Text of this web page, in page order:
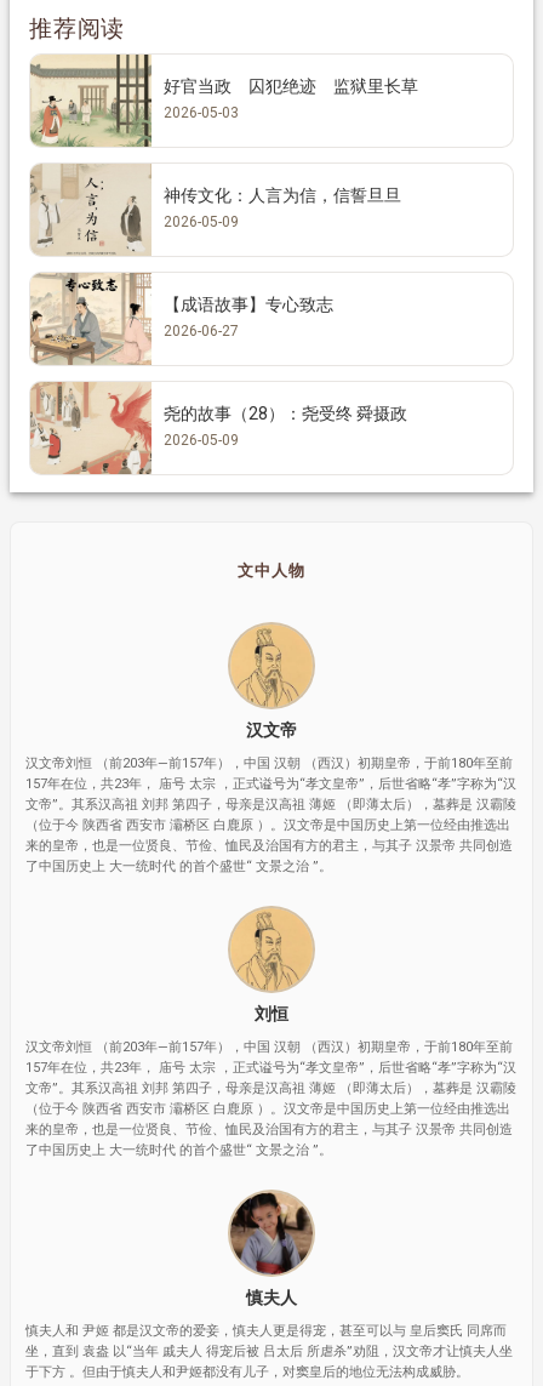
推荐阅读
好官当政 囚犯绝迹 监狱里长草
2026-05-03
神传文化：人言为信，信誓旦旦
2026-05-09
【成语故事】专心致志
2026-06-27
尧的故事（28）：尧受终 舜摄政
2026-05-09
文中人物
汉文帝
汉文帝刘恒 （前203年—前157年），中国 汉朝 （西汉）初期皇帝，于前180年至前
157年在位，共23年， 庙号 太宗 ，正式谥号为“孝文皇帝”，后世省略“孝”字称为“汉
文帝”。其系汉高祖 刘邦 第四子，母亲是汉高祖 薄姬 （即薄太后），墓葬是 汉霸陵
（位于今 陕西省 西安市 灞桥区 白鹿原 ）。汉文帝是中国历史上第一位经由推选出
来的皇帝，也是一位贤良、节俭、恤民及治国有方的君主，与其子 汉景帝 共同创造
了中国历史上 大一统时代 的首个盛世“ 文景之治 ”。
刘恒
汉文帝刘恒 （前203年—前157年），中国 汉朝 （西汉）初期皇帝，于前180年至前
157年在位，共23年， 庙号 太宗 ，正式谥号为“孝文皇帝”，后世省略“孝”字称为“汉
文帝”。其系汉高祖 刘邦 第四子，母亲是汉高祖 薄姬 （即薄太后），墓葬是 汉霸陵
（位于今 陕西省 西安市 灞桥区 白鹿原 ）。汉文帝是中国历史上第一位经由推选出
来的皇帝，也是一位贤良、节俭、恤民及治国有方的君主，与其子 汉景帝 共同创造
了中国历史上 大一统时代 的首个盛世“ 文景之治 ”。
慎夫人
慎夫人和 尹姬 都是汉文帝的爱妾，慎夫人更是得宠，甚至可以与 皇后窦氏 同席而
坐，直到 袁盎 以“当年 戚夫人 得宠后被 吕太后 所虐杀”劝阻，汉文帝才让慎夫人坐
于下方 。但由于慎夫人和尹姬都没有儿子，对窦皇后的地位无法构成威胁。